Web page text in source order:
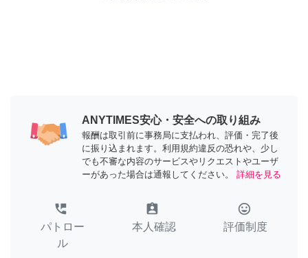
ANYTIMES安心・安全への取り組み
報酬は取引前に事務局に支払われ、評価・完了後
に振り込まれます。利用規約違反の恐れや、少し
でも不審な内容のサービスやリクエストやユーザ
ーがあった場合は通報してください。
詳細を見る
perm_phone_msg
パトロー
ル
assignment_ind
本人確認
tag_faces
評価制度